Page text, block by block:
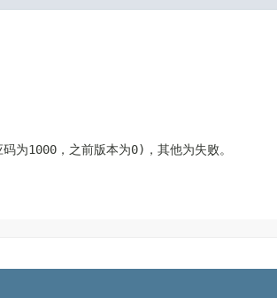
为1000，之前版本为0)，其他为失败。